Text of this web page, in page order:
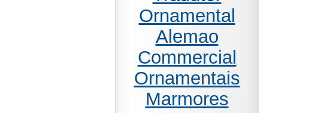
Ornamental
Alemao
Commercial
Ornamentais
Marmores